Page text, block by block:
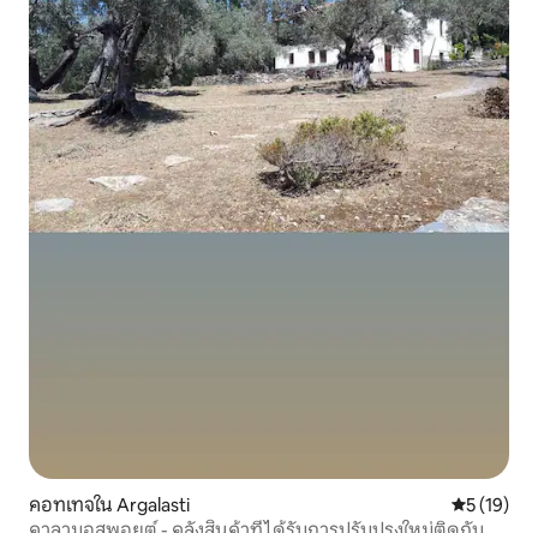
คอทเทจใน Argalasti คะแนนเฉลี่
5 (19)